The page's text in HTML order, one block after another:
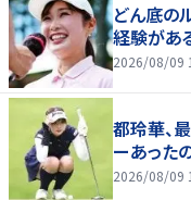
どん底の
経験があ
2026/08/09
都玲華、
ーあった
2026/08/09